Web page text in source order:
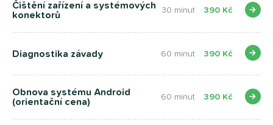
Čištění zařízení a systémových
konektorů
30 minut 390 Kč
Diagnostika závady 60 minut 390 Kč
Obnova systému Android
(orientační cena)
60 minut 390 Kč